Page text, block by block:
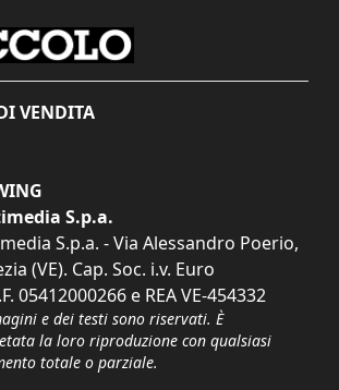
VENDITA
S.p.a.
S.p.a. - Via Alessandro Poerio,
(VE). Cap. Soc. i.v. Euro
05412000266 e REA VE-454332
e dei testi sono riservati. È
la loro riproduzione con qualsiasi
totale o parziale.